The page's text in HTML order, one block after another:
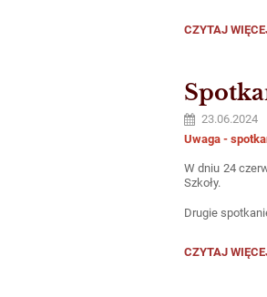
UROCZYSTE
DLA
KLASY
8.:
CZYTAJ
23.06.2024
Uwaga -
W dniu 24
Szkoły.
Drugie
SPOTKANIA
CZYTAJ